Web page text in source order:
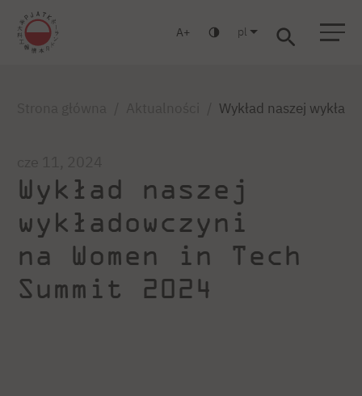
A pl
Wykład naszej
Wykład naszej
wykładowczyni
na Women in Tech
Summit 2024